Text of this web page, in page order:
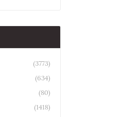
(3773)
(634)
(80)
(1418)